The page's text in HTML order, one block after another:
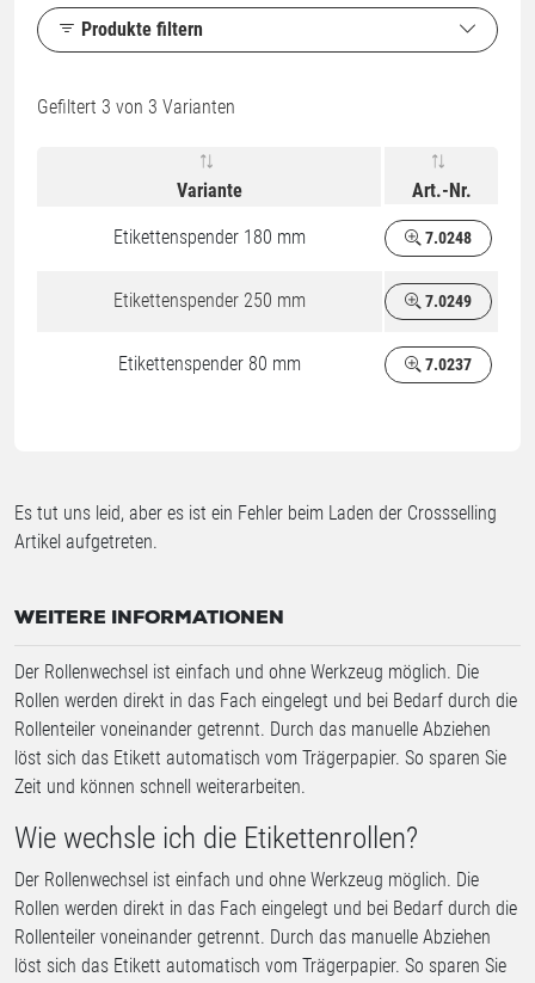
Produkte filtern
Gefiltert 3 von 3 Varianten
Variante Art.-Nr.
Etikettenspender 180 mm 7.0248
Etikettenspender 250 mm 7.0249
Etikettenspender 80 mm 7.0237
Es tut uns leid, aber es ist ein Fehler beim Laden der Crossselling
Artikel aufgetreten.
WEITERE INFORMATIONEN
Der Rollenwechsel ist einfach und ohne Werkzeug möglich. Die
Rollen werden direkt in das Fach eingelegt und bei Bedarf durch die
Rollenteiler voneinander getrennt. Durch das manuelle Abziehen
löst sich das Etikett automatisch vom Trägerpapier. So sparen Sie
Zeit und können schnell weiterarbeiten.
Wie wechsle ich die Etikettenrollen?
Der Rollenwechsel ist einfach und ohne Werkzeug möglich. Die
Rollen werden direkt in das Fach eingelegt und bei Bedarf durch die
Rollenteiler voneinander getrennt. Durch das manuelle Abziehen
löst sich das Etikett automatisch vom Trägerpapier. So sparen Sie